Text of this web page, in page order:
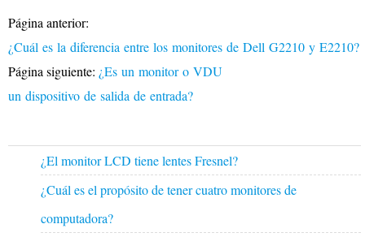
Página anterior:
¿Cuál es la diferencia entre los monitores de Dell G2210 y E2210?
Página siguiente: ¿Es un monitor o VDU ​​
un dispositivo de salida de entrada?
¿El monitor LCD tiene lentes Fresnel?
¿Cuál es el propósito de tener cuatro monitores de
computadora?